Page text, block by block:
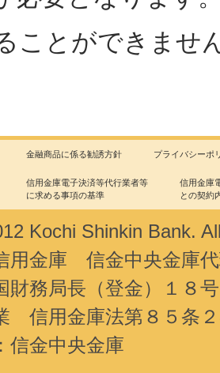
ことができませ
金融商品に係る勧誘方針 プライバシーポ
信用金庫電子決済等代行業者等
に求める事項の基準
信用金庫
との契約
Kochi Shinkin Bank.
用金庫 信金中央金庫
財務局長（登金）１８号
信用金庫法第８５条
信金中央金庫